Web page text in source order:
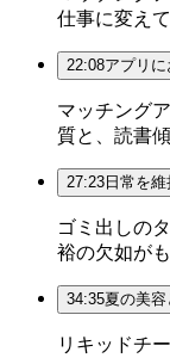
仕事に変え
22:08アプリ
マッチング
質と、読書
27:23 日常を
ゴミ出しの
裕の欠如が
34:35夏の美
リキッドチ